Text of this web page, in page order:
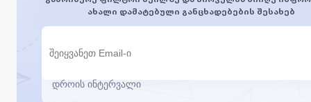
ახალი დამატებული განცხადებების შესახებ